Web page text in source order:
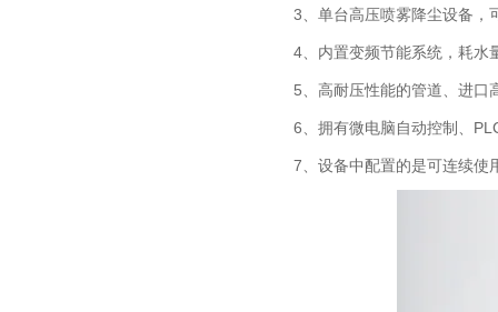
3、单台高压喷雾降尘设备，
4、内置变频节能系统，耗水
5、高耐压性能的管道、进口
6、拥有微电脑自动控制、
7、设备中配置的是可连续使